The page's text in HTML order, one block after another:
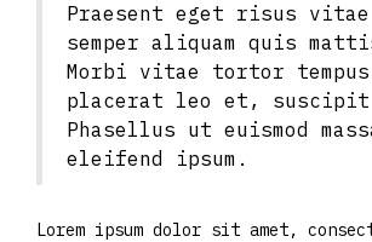
Praesent eget risus vitae
semper aliquam quis
Morbi vitae tortor
placerat leo et,
Phasellus ut euismod
eleifend ipsum.
Lorem ipsum dolor sit amet,